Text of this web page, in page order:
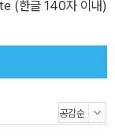
일들을 과학사학자
불리는 뉴턴의 일대
친 영향력을 살펴본
성과 혜성과 위성
을 한껏 맛본 뒤에
(한글 140자 이내)